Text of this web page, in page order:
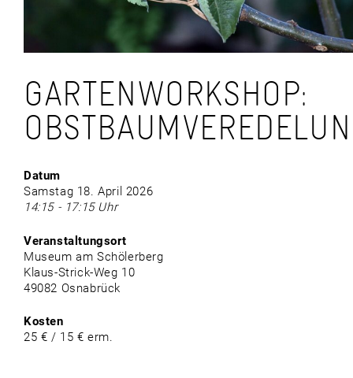
GARTENWORKSHOP:
Datum
Samstag 18. April 2026
14:15 - 17:15 Uhr
Veranstaltungsort
Museum am Schölerberg
Klaus-Strick-Weg 10
49082 Osnabrück
Kosten
25 € / 15 € erm.